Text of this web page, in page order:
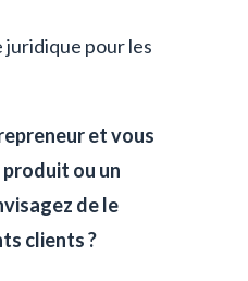
pour les
et vous
produit ou un
de le
clients ?